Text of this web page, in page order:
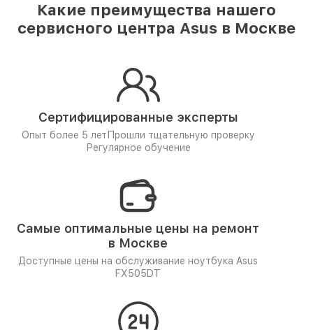
Какие преимущества нашего
сервисного центра Asus в Москве
Сертифицированные эксперты
Опыт более 5 лет Прошли тщательную проверку
Регулярное обучение
Самые оптимальные цены на ремонт
в Москве
Доступные цены на обслуживание ноутбука Asus
FX505DT